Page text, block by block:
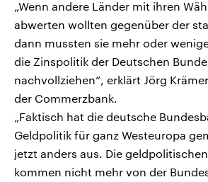
„Wenn andere Länder mit ihren
abwerten wollten gegenüber der
dann mussten sie mehr oder
die Zinspolitik der Deutschen
nachvollziehen“, erklärt Jörg
der Commerzbank.
„Faktisch hat die deutsche
Geldpolitik für ganz Westeuropa
jetzt anders aus. Die
kommen nicht mehr von der